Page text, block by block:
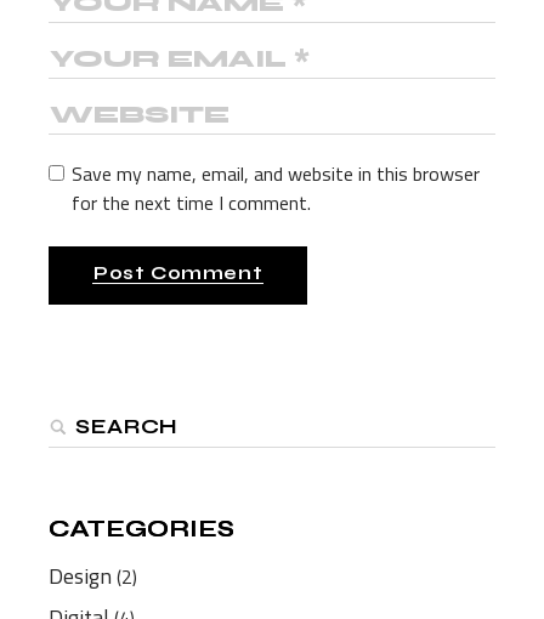
Save my name, email, and website in this browser
for the next time I comment.
Post Comment
CATEGORIES
CATEGORIES
Design (2)